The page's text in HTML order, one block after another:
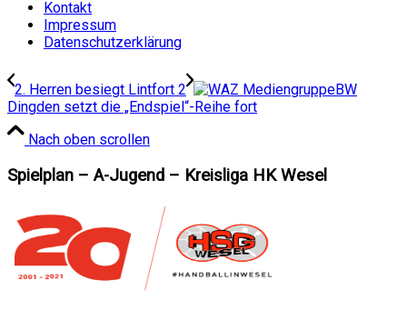
Kontakt
Impressum
Datenschutzerklärung
2. Herren besiegt Lintfort 2
BW
Dingden setzt die „Endspiel“-Reihe fort
Nach oben scrollen
Spielplan – A-Jugend – Kreisliga HK Wesel